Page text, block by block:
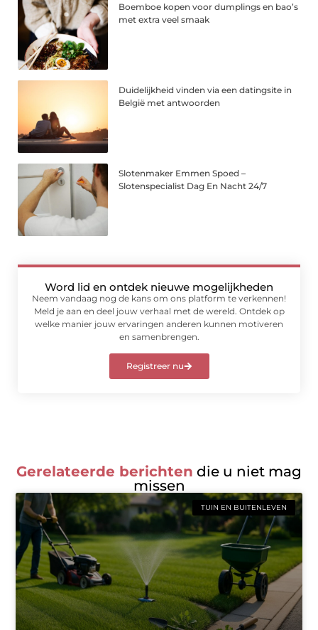
Boemboe kopen voor dumplings en bao’s
met extra veel smaak
Duidelijkheid vinden via een datingsite in
België met antwoorden
Slotenmaker Emmen Spoed –
Slotenspecialist Dag En Nacht 24/7
Word lid en ontdek nieuwe mogelijkheden
Neem vandaag nog de kans om ons platform te verkennen!
Meld je aan en deel jouw verhaal met de wereld. Ontdek op
welke manier jouw ervaringen anderen kunnen motiveren
en samenbrengen.
Registreer nu
Gerelateerde berichten die u niet mag
missen
TUIN EN BUITENLEVEN